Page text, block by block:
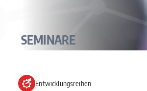
SEMINARE
Entwicklungsreihen